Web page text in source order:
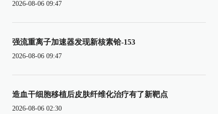
2026-08-06 09:47
强流重离子加速器发现新核素铪-153
2026-08-06 09:47
造血干细胞移植后皮肤纤维化治疗有了新靶点
2026-08-06 02:30